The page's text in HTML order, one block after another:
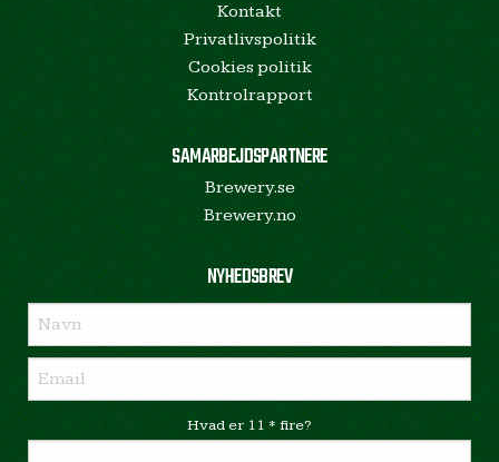
Kontakt
Privatlivspolitik
Cookies politik
Kontrolrapport
SAMARBEJDSPARTNERE
Brewery.se
Brewery.no
NYHEDSBREV
Hvad er 11 * fire?